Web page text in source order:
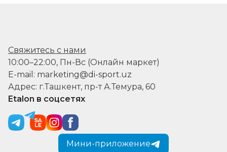
Свяжитесь с нами
10:00–22:00, Пн-Вс (Онлайн маркет)
E-mail: marketing@di-sport.uz
Адрес: г.Ташкент, пр-т А.Темура, 60
Etalon в соцсетях
Мини-приложение